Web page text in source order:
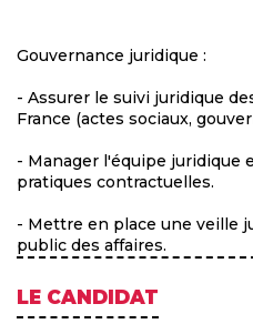
Gouvernance juridique :
- Assurer le suivi juridique
France (actes sociaux,
- Manager l'équipe juridique
pratiques contractuelles.
- Mettre en place une veille
public des affaires.
LE CANDIDAT